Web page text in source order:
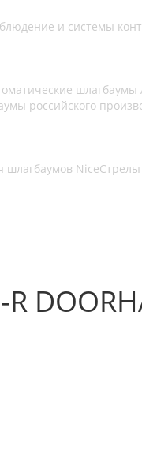
и системы
шлагбаумы
российского
шлагбаумов Nice